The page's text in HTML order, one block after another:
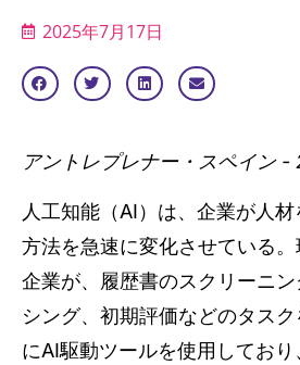
2025年7月17日
アントレプレナー・スペイン
人工知能（AI）は、企業が人
方法を急速に変化させている
企業が、履歴書のスクリーニ
シング、初期評価などのタス
にAI駆動ツールを使用してお